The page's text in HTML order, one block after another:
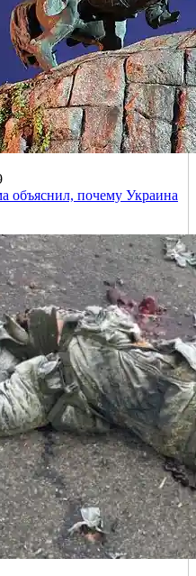
объяснил, почему Украина